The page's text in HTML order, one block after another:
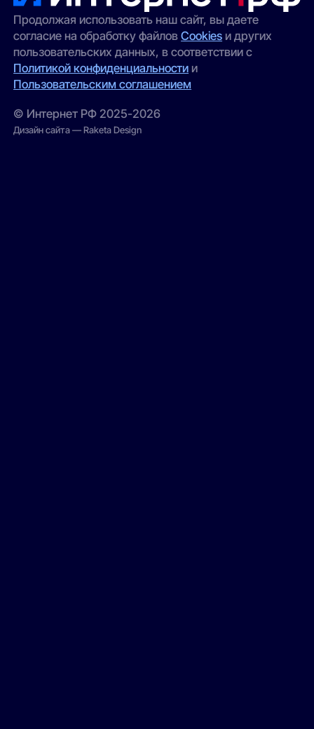
Продолжая использовать наш сайт, вы даете
согласие на обработку файловCookies и других
пользовательских данных, в соответствии с
Политикой конфиденциальности и
Пользовательским соглашением
© Интернет РФ 2025-2026
Дизайн сайта — Raketa Design